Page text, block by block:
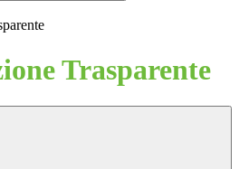
Trasparente